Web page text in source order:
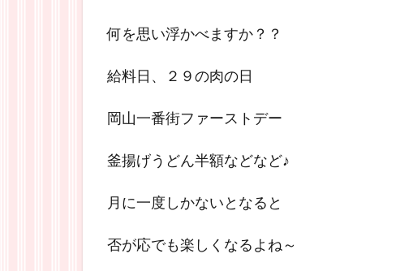
何を思い浮かべますか？？
給料日、２９の肉の日
岡山一番街ファーストデー
釜揚げうどん半額などなど♪
月に一度しかないとなると
否が応でも楽しくなるよね～